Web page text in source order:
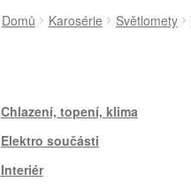
Domů Karosérie Světlomety
Chlazení, topení, klima
Elektro součásti
Interiér